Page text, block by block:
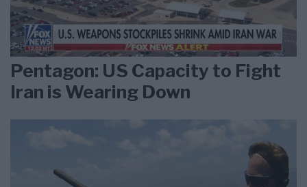
Pentagon: US Capacity to Fight
Iran is Wearing Down